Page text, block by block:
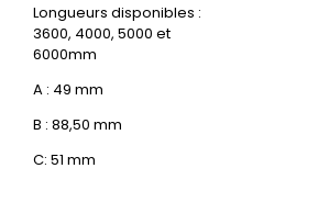
Longueurs disponibles :
3600, 4000, 5000 et
6000mm
A : 49 mm
B : 88,50 mm
C: 51 mm